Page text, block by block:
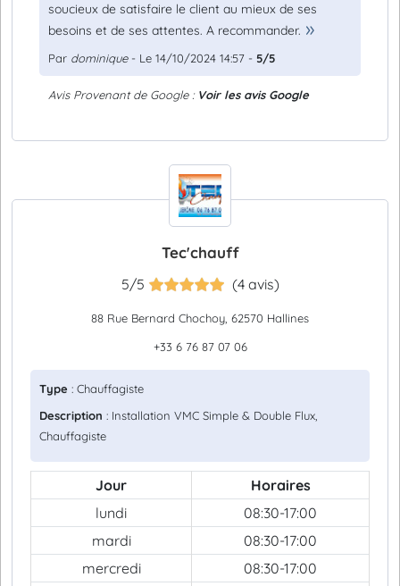
soucieux de satisfaire le client au mieux de ses
besoins et de ses attentes. A recommander.
Par dominique- Le 14/10/2024 14:57 - 5/5
Avis Provenant de Google : Voir les avis Google
Tec'chauff
5/5 (4 avis)
88 Rue Bernard Chochoy, 62570 Hallines
+33 6 76 87 07 06
Type : Chauffagiste
Description : Installation VMC Simple & Double Flux,
Chauffagiste
Jour
Horaires
lundi
08:30-17:00
mardi
08:30-17:00
mercredi
08:30-17:00